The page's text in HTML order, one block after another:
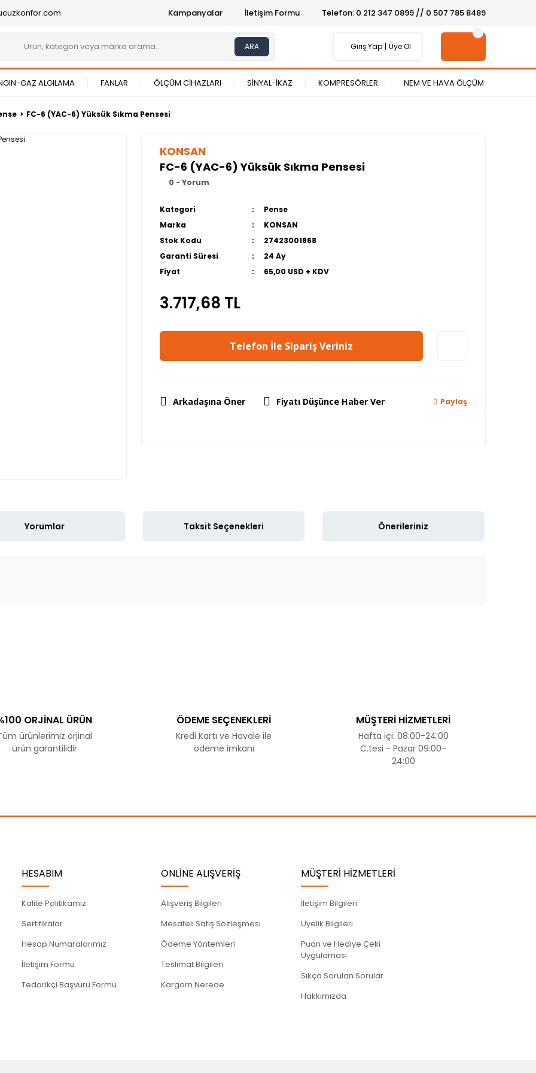
Kampanyalar İletişim Formu Telefon: 0 212 347 0899 // 0 507 785 8489
ARA Giriş Yap Üye Ol
GAZ ALGILAMA FANLAR ÖLÇÜM CİHAZLARI SİNYAL-İKAZ KOMPRESÖRLER NEM VE HAVA ÖLÇÜM
FC-6 (YAC-6) Yüksük Sıkma Pensesi
KONSAN
FC-6 (YAC-6) Yüksük Sıkma Pensesi
0 - Yorum
Kategori
Pense
Marka
KONSAN
Stok Kodu
27423001868
Garanti Süresi
24 Ay
Fiyat
65,00 USD + KDV
3.717,68 TL
Telefon İle Sipariş Veriniz
Arkadaşına Öner Fiyatı Düşünce Haber Ver Paylaş
Yorumlar Taksit Seçenekleri Önerileriniz
Gönder
ORJİNAL ÜRÜN
ürünlerimiz orjinal
ürün garantilidir
ÖDEME SEÇENEKLERİ
Kredi Kartı ve Havale ile
ödeme imkanı
MÜŞTERİ HİZMETLERİ
Hafta içi: 08:00-24:00
C.tesi - Pazar 09:00-
24:00
HESABIM
Kalite Politikamız
Sertifikalar
Hesap Numaralarımız
İletişim Formu
Tedarikçi Başvuru Formu
ONLİNE ALIŞVERİŞ
Alışveriş Bilgileri
Mesafeli Satış Sözleşmesi
Ödeme Yöntemleri
Teslimat Bilgileri
Kargom Nerede
MÜŞTERİ HİZMETLERİ
İletişim Bilgileri
Üyelik Bilgileri
Puan ve Hediye Çeki
Uygulaması
Sıkça Sorulan Sorular
Hakkımızda